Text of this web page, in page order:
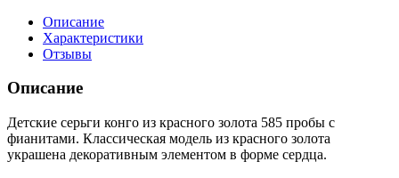
Описание
Характеристики
Отзывы
Описание
Детские серьги конго из красного золота 585 пробы с
фианитами. Классическая модель из красного золота
украшена декоративным элементом в форме сердца.